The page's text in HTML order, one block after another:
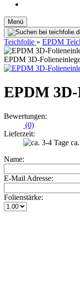
Menü
Teichfolie » EPDM
EPDM 3D-
EPDM
Bewertungen:
(0)
Lieferzeit:
Name:
E-Mail Adresse:
Folienstärke: